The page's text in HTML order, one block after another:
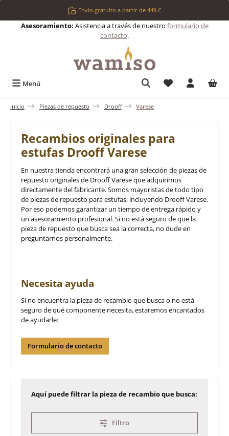
Saltar al contenido principalEnvío gratuito a partir de 449 €
Asesoramiento: Asistencia a través de nuestro formulario de
contacto.
Menú Tienes 0
Inicio Piezas de repuesto Drooff Varese
Recambios originales para
estufas Drooff Varese
En nuestra tienda encontrará una gran selección de piezas de
repuesto originales de Drooff Varese que adquirimos
directamente del fabricante. Somos mayoristas de todo tipo
de piezas de repuesto para estufas, incluyendo Drooff Varese.
Por eso podemos garantizar un tiempo de entrega rápido y
un asesoramiento profesional. Si no está seguro de que la
pieza de repuesto que busca sea la correcta, no dude en
preguntarnos personalmente.
Necesita ayuda
Si no encuentra la pieza de recambio que busca o no está
seguro de qué componente necesita, estaremos encantados
de ayudarle:
Formulario de contacto
Aquí puede filtrar la pieza de recambio que busca:
Filtro